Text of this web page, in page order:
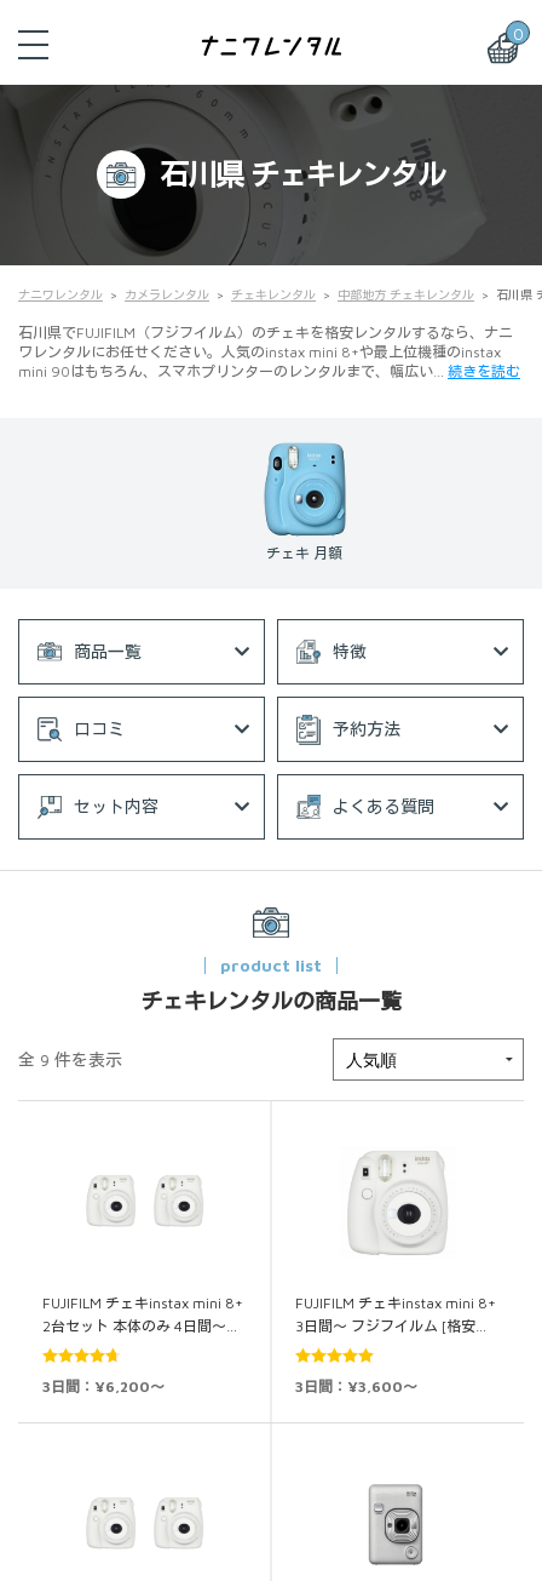
0
石川県 チェキレンタル
ナニワレンタル カメラレンタル チェキレンタル 中部地方 チェキレンタル 石川県
石川県でFUJIFILM（フジフイルム）のチェキを格安レンタルするなら、ナニ
ワレンタルにお任せください。人気のinstax mini 8+や最上位機種のinstax
mini 90はもちろん、スマホプリンターのレンタルまで、幅広い… 続きを読む
チェキ 月額
商品一覧 特徴
口コミ 予約方法
セット内容 よくある質問
product list
チェキレンタルの商品一覧
全 9 件を表示
FUJIFILM チェキinstax mini 8+
2台セット 本体のみ 4日間～…
5段階中
3日間：¥6,200～
FUJIFILM チェキinstax mini 8+
3日間～ フジフイルム [格安…
5段階中
3日間：¥3,600～